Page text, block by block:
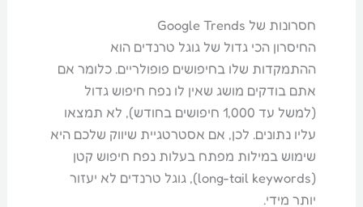
חסרונות של Google Trends
החיסרון הכי גדול של גוגל טרנדים הוא
ההתמקדות שלו בחיפושים פופולריים. כלומר אם
אתם בודקים מושג שאין לו נפח חיפוש גדול
(למשל עד 1,000 חיפושים בחודש), לא תמצאו
עליו נתונים. לכן, אם אסטרטגיית שיווק שלכם היא
שימוש במילות מפתח בעלות נפח חיפוש קטן
(long-tail keywords), גוגל טרנדים לא יעזור
יותר מידי.